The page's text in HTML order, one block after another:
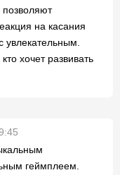
позволяют
на касания
увлекательным.
хочет развивать
геймплеем.